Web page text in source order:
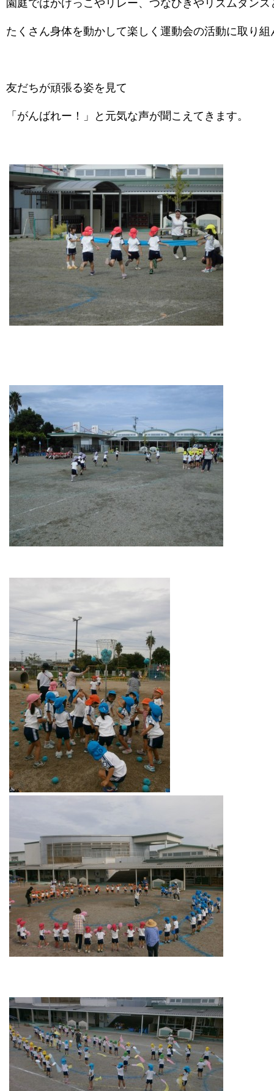
園庭ではかけっこやリレー、つなひきやリズムダンス
たくさん身体を動かして楽しく運動会の活動に取り組
友だちが頑張る姿を見て
「がんばれー！」と元気な声が聞こえてきます。